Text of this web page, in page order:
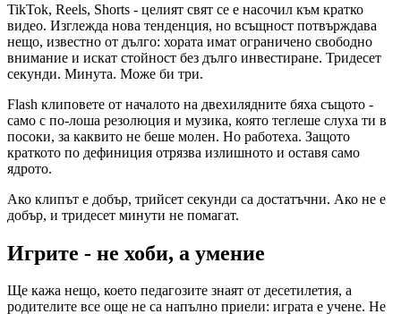
TikTok, Reels, Shorts - целият свят се е насочил към кратко
видео. Изглежда нова тенденция, но всъщност потвърждава
нещо, известно от дълго: хората имат ограничено свободно
внимание и искат стойност без дълго инвестиране. Тридесет
секунди. Минута. Може би три.
Flash клиповете от началото на двехилядните бяха същото -
само с по-лоша резолюция и музика, която теглеше слуха ти в
посоки, за каквито не беше молен. Но работеха. Защото
краткото по дефиниция отрязва излишното и оставя само
ядрото.
Ако клипът е добър, трийсет секунди са достатъчни. Ако не е
добър, и тридесет минути не помагат.
Игрите - не хоби, а умение
Ще кажа нещо, което педагозите знаят от десетилетия, а
родителите все още не са напълно приели: играта е учене. Не